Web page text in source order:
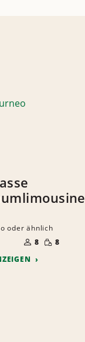
oder ähnlich
DER
MITFAHRER
8 GERINGE
MENGE
8